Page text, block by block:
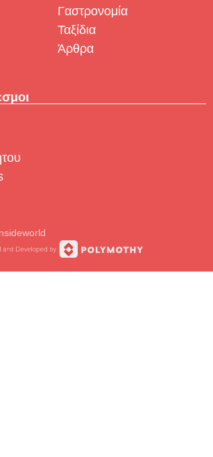
Γαστρονομία
Ταξίδια
Άρθρα